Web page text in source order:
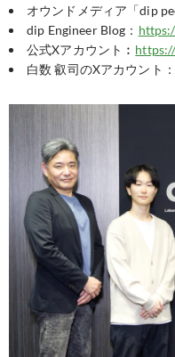
オウンドメディア「dip
dip Engineer Blog：
公式Xアカウント︰
白数 叡司のXアカウント：